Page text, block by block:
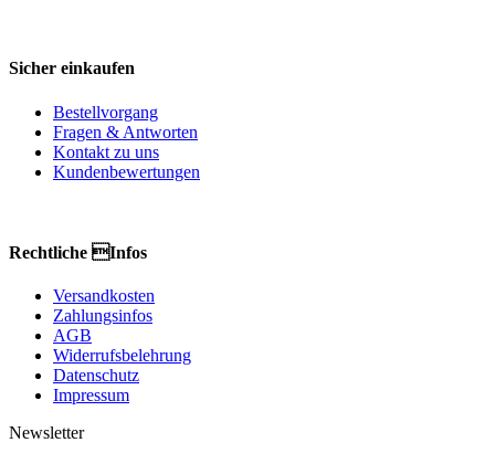
Sicher einkaufen
Bestellvorgang
Fragen & Antworten
Kontakt zu uns
Kundenbewertungen
Rechtliche Infos
Versandkosten
Zahlungsinfos
AGB
Widerrufsbelehrung
Datenschutz
Impressum
Newsletter